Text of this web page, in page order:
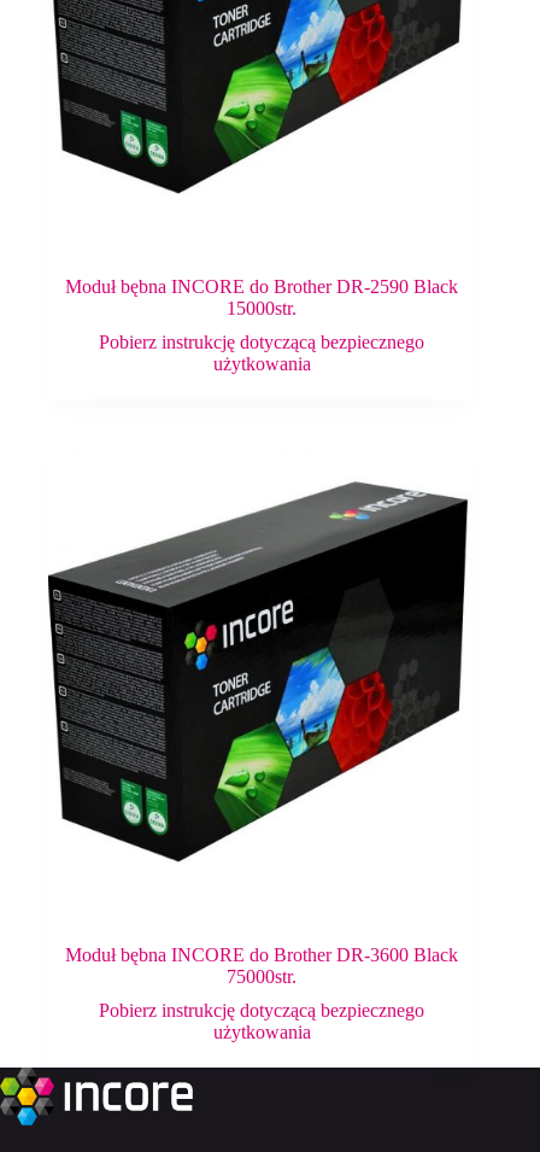
Moduł bębna INCORE do Brother DR-2590 Black
15000str.
Pobierz instrukcję dotyczącą bezpiecznego
użytkowania
Moduł bębna INCORE do Brother DR-3600 Black
75000str.
Pobierz instrukcję dotyczącą bezpiecznego
użytkowania